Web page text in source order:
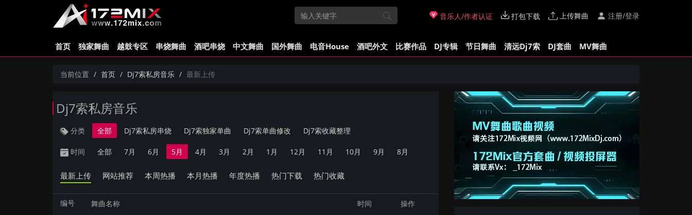
音乐人/作者认证 打包下载 上传舞曲 注册/登录
首页 独家舞曲 越鼓专区 串烧舞曲 酒吧串烧 中文舞曲 国外舞曲 电音House 酒吧外文 比赛作品 DJ专辑 节日舞曲 清远Dj7索 DJ套曲 MV舞曲
当前位置 首页 Dj7索私房音乐 最新上传
Dj7索私房音乐
分类 全部 Dj7索私房串烧 Dj7索独家单曲 Dj7索单曲修改 Dj7索收藏整理
时间 全部 7月 6月 5月 4月 3月 2月 1月 12月 11月 10月 9月 8月
最新上传 网站推荐 本周热播 本月热播 年度热播 热门下载 热门收藏
编号 舞曲名称 时间 操作